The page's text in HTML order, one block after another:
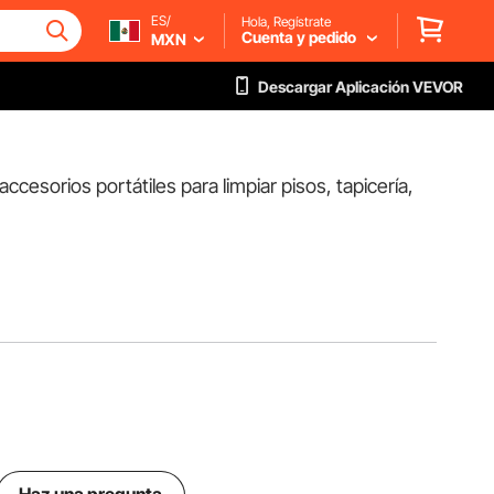
ES/
MXN
Hola, Regístrate
Cuenta y pedido
Descargar Aplicación VEVOR
portátiles para limpiar pisos, tapicería,